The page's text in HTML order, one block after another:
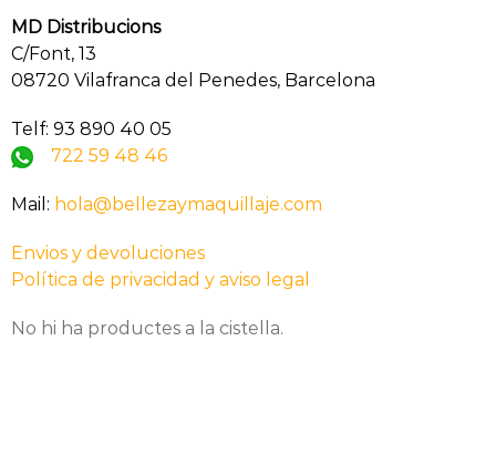
MD Distribucions
C/Font, 13
08720 Vilafranca del Penedes, Barcelona
Telf: 93 890 40 05
722 59 48 46
Mail: hola@bellezaymaquillaje.com
Envios y devoluciones
Política de privacidad y aviso legal
No hi ha productes a la cistella.